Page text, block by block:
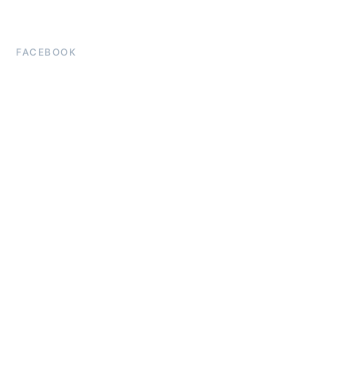
FACEBOOK